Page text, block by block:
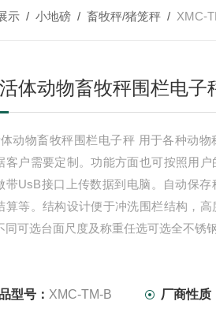
示 /小地磅 /畜牧秤/猪笼秤 / XMC-TM-
体动物畜牧秤围栏电子
动物畜牧秤围栏电子秤 用于各种动物
客户需要定制。功能方面也可按照用户
带UsB接口上传数据到电脑。自动保存
算等。结构设计便于冲洗围栏结构，
同可选台面尺度及称重任选可选全不锈钢
型号： XMC-TM-B 厂商性质